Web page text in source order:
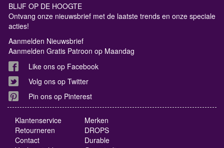
BLIJF OP DE HOOGTE
Ontvang onze nieuwsbrief met de laatste trends en onze speciale
acties!
Aanmelden Nieuwsbrief
Aanmelden Gratis Patroon op Maandag
Like ons op Facebook
Volg ons op Twitter
Pin ons op Pinterest
Klantenservice
Retourneren
Contact
Merken
DROPS
Durable